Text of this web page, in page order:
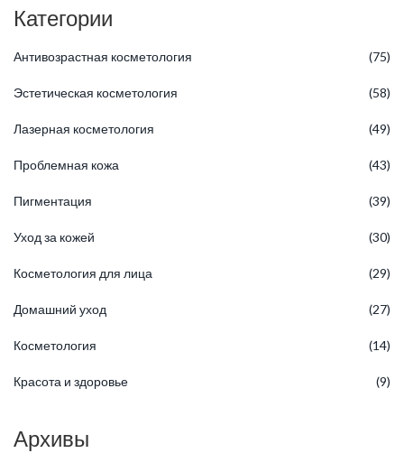
Категории
Антивозрастная косметология (75)
Эстетическая косметология (58)
Лазерная косметология (49)
Проблемная кожа (43)
Пигментация (39)
Уход за кожей (30)
Косметология для лица (29)
Домашний уход (27)
Косметология (14)
Красота и здоровье (9)
Архивы